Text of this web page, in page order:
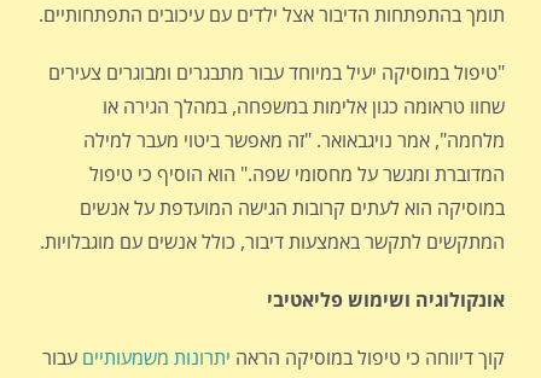
תומך בהתפתחות הדיבור אצל ילדים עם עיכובים התפתחותיים.
"טיפול במוסיקה יעיל במיוחד עבור מתבגרים ומבוגרים צעירים
שחוו טראומה כגון אלימות במשפחה, במהלך הגירה או
מלחמה", אמר נויגבאואר. "זה מאפשר ביטוי מעבר למילה
המדוברת ומגשר על מחסומי שפה." הוא הוסיף כי טיפול
במוסיקה הוא לעתים קרובות הגישה המועדפת על אנשים
המתקשים לתקשר באמצעות דיבור, כולל אנשים עם מוגבלויות.
אונקולוגיה ושימוש פליאטיבי
קוך דיווחה כי טיפול במוסיקה הראה יתרונות משמעותיים עבור